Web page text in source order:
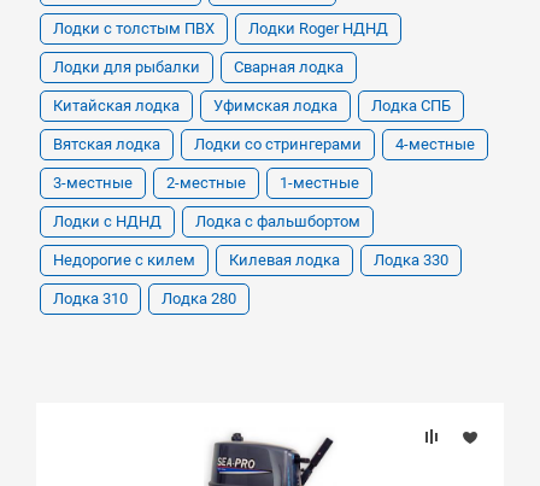
Лодки с толстым ПВХ Лодки Roger НДНД
Лодки для рыбалки Сварная лодка
Китайская лодка Уфимская лодка Лодка СПБ
Вятская лодка Лодки со стрингерами 4-местные
3-местные 2-местные 1-местные
Лодки с НДНД Лодка с фальшбортом
Недорогие с килем Килевая лодка Лодка 330
Лодка 310 Лодка 280